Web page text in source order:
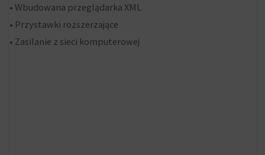
• Wbudowana przeglądarka XML
• Przystawki rozszerzające
• Zasilanie z sieci komputerowej